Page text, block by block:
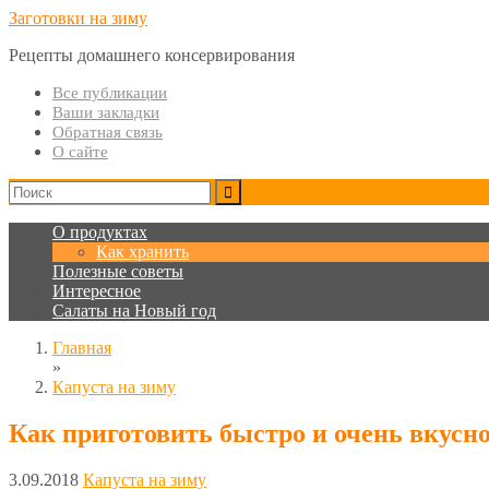
Заготовки на зиму
Рецепты домашнего консервирования
Все публикации
Ваши закладки
Обратная связь
О сайте
О продуктах
Как хранить
Полезные советы
Интересное
Салаты на Новый год
Главная
»
Капуста на зиму
Как приготовить быстро и очень
3.09.2018 Капуста на зиму